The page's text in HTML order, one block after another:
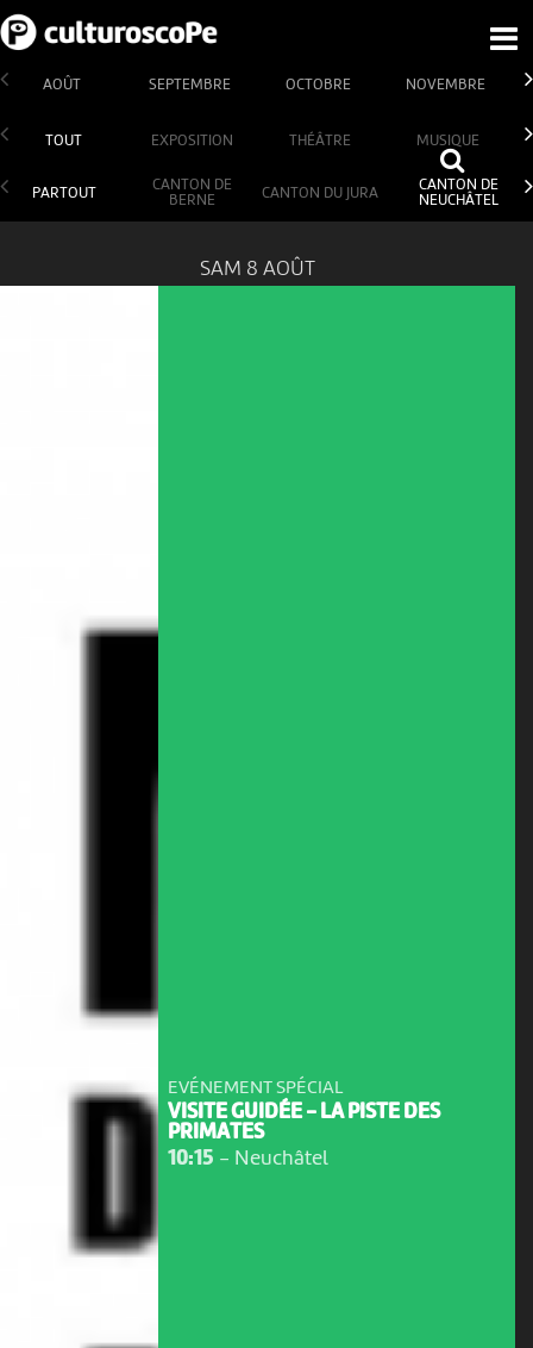
AOÛT SEPTEMBRE OCTOBRE NOVEMBRE
TOUT EXPOSITION THÉÂTRE MUSIQUE
PARTOUT
CANTON DE
BERNE
CANTON DU JURA
CANTON DE
NEUCHÂTEL
SAM 8 AOÛT
EVÉNEMENT SPÉCIAL
VISITE GUIDÉE - LA PISTE DES
PRIMATES
10:15 - Neuchâtel